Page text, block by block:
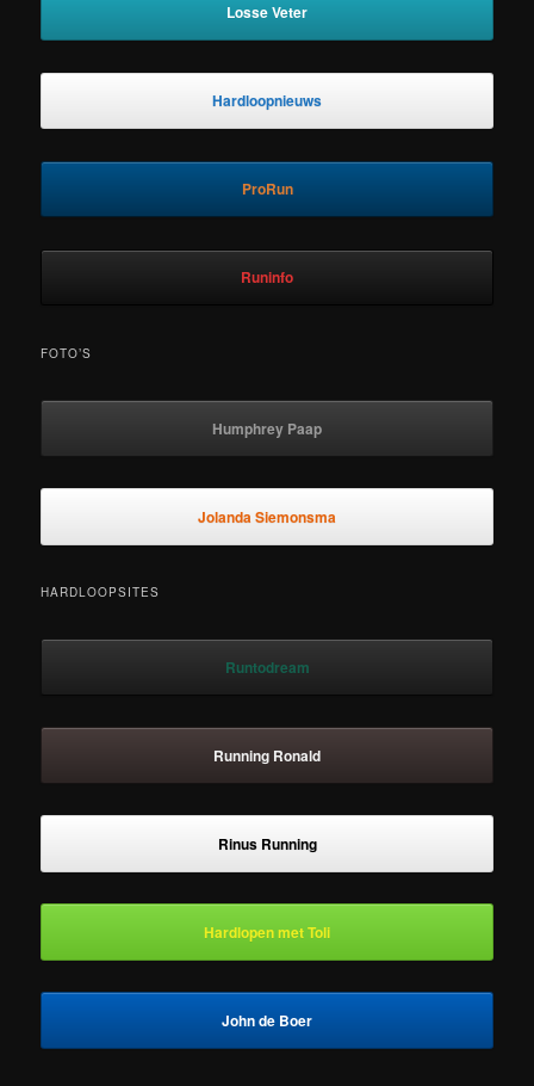
Losse Veter
Hardloopnieuws
ProRun
Runinfo
FOTO’S
Humphrey Paap
Jolanda Siemonsma
HARDLOOPSITES
Runtodream
Running Ronald
Rinus Running
Hardlopen met Toli
John de Boer